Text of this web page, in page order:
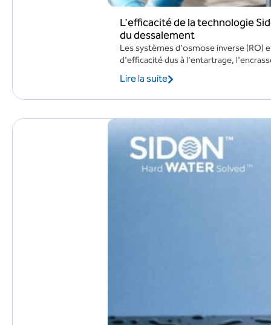
L'efficacité de la technologie
du dessalement
Les systèmes d'osmose inverse (RO)
d'efficacité dus à l'entartrage,
Lire la suite